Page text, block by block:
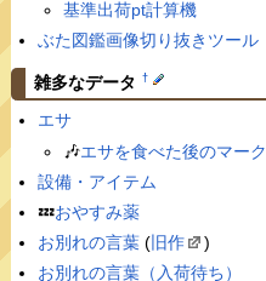
基準出荷pt計算機
ぶた図鑑画像切り抜きツール
雑多なデータ †
エサ
🎶エサを食べた後のマーク
設備・アイテム
💤おやすみ薬
お別れの言葉(旧作
)
お別れの言葉（入荷待ち）